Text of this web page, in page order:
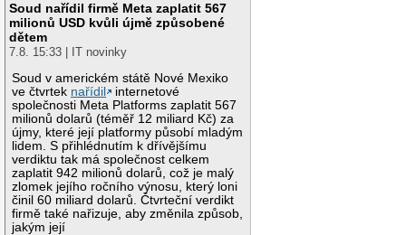
Soud nařídil firmě Meta zaplatit 567
milionů USD kvůli újmě způsobené
dětem
7.8. 15:33 | IT novinky
Soud v americkém státě Nové Mexiko
ve čtvrtek nařídil
internetové
společnosti Meta Platforms zaplatit 567
milionů dolarů (téměř 12 miliard Kč) za
újmy, které její platformy působí mladým
lidem. S přihlédnutím k dřívějšímu
verdiktu tak má společnost celkem
zaplatit 942 milionů dolarů, což je malý
zlomek jejího ročního výnosu, který loni
činil 60 miliard dolarů. Čtvrteční verdikt
firmě také nařizuje, aby změnila způsob,
jakým její